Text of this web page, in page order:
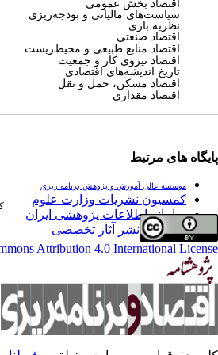
اقتصاد بخش عمومی
سیاست‌های مالیاتی و بودجه‌ریزی
نظریه بازی
اقتصاد صنعتی
اقتصاد منابع طبیعی و محیط‌زیست
اقتصاد نیروی کار و جمعیت
تاریخ اندیشه‌های اقتصادی
اقتصاد مسکن، حمل و نقل
اقتصاد مقداری
پایگاه های مرتبط
موسسه عالی آموزش و پژوهش برنامه ریزی
کمسیون نشریات وزارت علوم
سامانه اطلاعات پژوهشی ایران
فراخوان نشر آثار تخصصی
Attribution 4.0 International License